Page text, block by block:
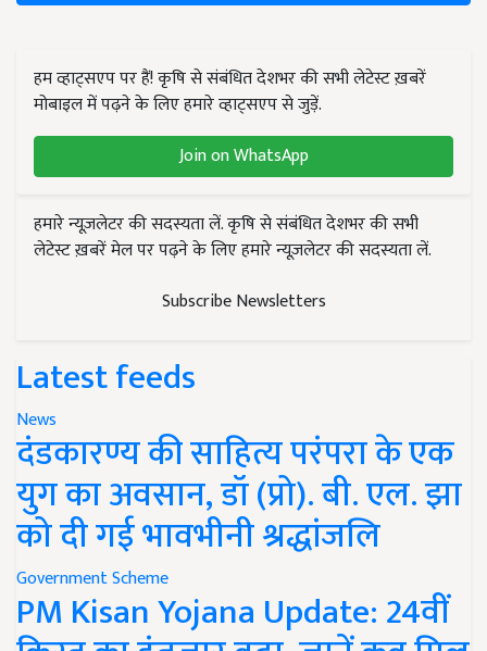
हम व्हाट्सएप पर हैं! कृषि से संबंधित देशभर की सभी लेटेस्ट ख़बरें
मोबाइल में पढ़ने के लिए हमारे व्हाट्सएप से जुड़ें.
Join on WhatsApp
हमारे न्यूज़लेटर की सदस्यता लें. कृषि से संबंधित देशभर की सभी
लेटेस्ट ख़बरें मेल पर पढ़ने के लिए हमारे न्यूज़लेटर की सदस्यता लें.
Subscribe Newsletters
Latest feeds
News
दंडकारण्य की साहित्य परंपरा के एक
युग का अवसान, डॉ (प्रो). बी. एल. झा
को दी गई भावभीनी श्रद्धांजलि
Government Scheme
PM Kisan Yojana Update: 24वीं